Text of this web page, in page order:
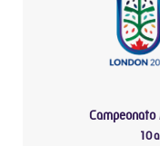
Campeonato
10